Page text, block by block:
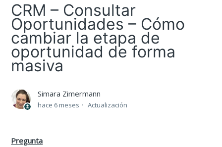
CRM – Consultar
Oportunidades – Cómo
cambiar la etapa de
oportunidad de forma
masiva
Simara Zimermann
hace 6 meses Actualización
Pregunta